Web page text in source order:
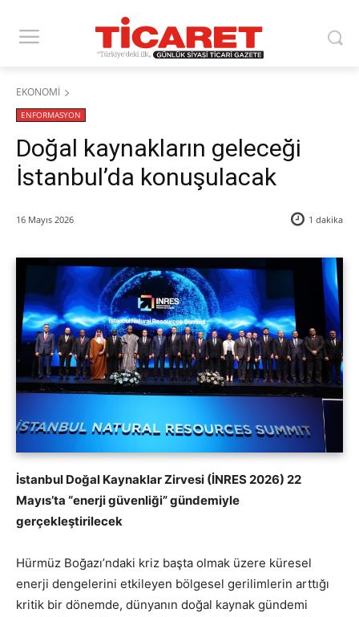
EKONOMİ
ENFORMASYON
Doğal kaynakların geleceği
İstanbul’da konuşulacak
16 Mayıs 2026 1 dakika
İstanbul Doğal Kaynaklar Zirvesi (İNRES 2026) 22
Mayıs’ta “enerji güvenliği” gündemiyle
gerçekleştirilecek
Hürmüz Boğazı’ndaki kriz başta olmak üzere küresel
enerji dengelerini etkileyen bölgesel gerilimlerin arttığı
kritik bir dönemde, dünyanın doğal kaynak gündemi